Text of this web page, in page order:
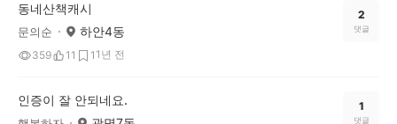
동네산책캐시
문의순 하안4동
359 11 1 1년 전
2
댓글
인증이 잘 안되네요. 1
댓글